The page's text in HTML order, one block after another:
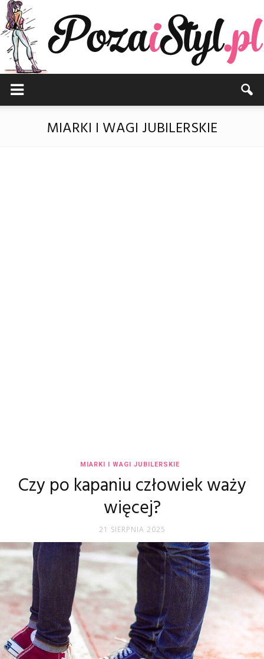
MIARKI I WAGI JUBILERSKIE
MIARKI I WAGI JUBILERSKIE
Czy po kapaniu człowiek waży
więcej?
21 SIERPNIA 2025